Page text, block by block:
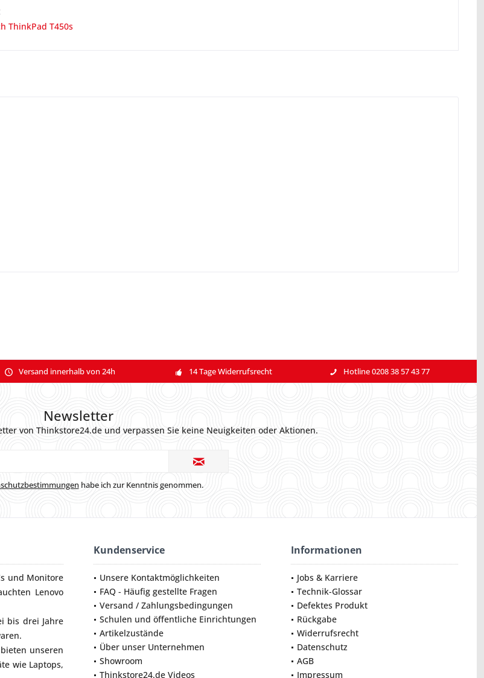
ThinkPad T450s
Versand innerhalb von 24h 14 Tage Widerrufsrecht Hotline 0208 38 57 43 77
Newsletter
von Thinkstore24.de und verpassen Sie keine Neuigkeiten oder Aktionen.
habe ich zur Kenntnis genommen.
und Monitore
Lenovo
bis drei Jahre
unseren
wie Laptops,
Kundenservice
Unsere Kontaktmöglichkeiten
FAQ - Häufig gestellte Fragen
Versand / Zahlungsbedingungen
Schulen und öffentliche Einrichtungen
Artikelzustände
Über unser Unternehmen
Showroom
Thinkstore24.de Videos
Informationen
Jobs & Karriere
Technik-Glossar
Defektes Produkt
Rückgabe
Widerrufsrecht
Datenschutz
AGB
Impressum